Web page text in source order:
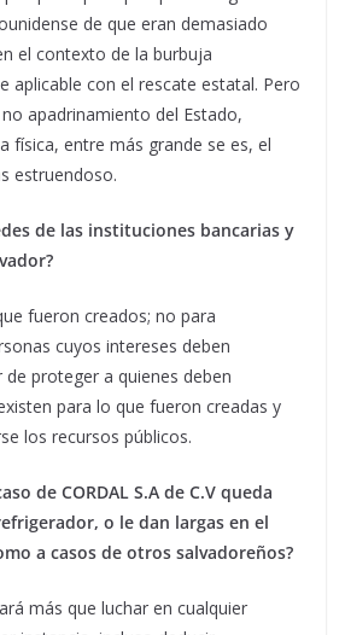
de que eran demasiado
el contexto de la burbuja
aplicable con el rescate estatal. Pero
apadrinamiento del Estado,
física, entre más grande se es, el
estruendoso.
de las instituciones bancarias y
fueron creados; no para
cuyos intereses deben
proteger a quienes deben
para lo que fueron creadas y
los recursos públicos.
de CORDAL S.A de C.V queda
o le dan largas en el
a casos de otros salvadoreños?
más que luchar en cualquier